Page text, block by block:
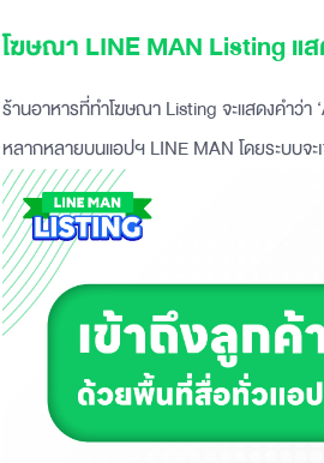
โฆษณา LINE MAN Listing แ
ร้านอาหารที่ทำโฆษณา Listing จะแสดงคำว่า
หลากหลายบนแอปฯ LINE MAN โดยระบบจ